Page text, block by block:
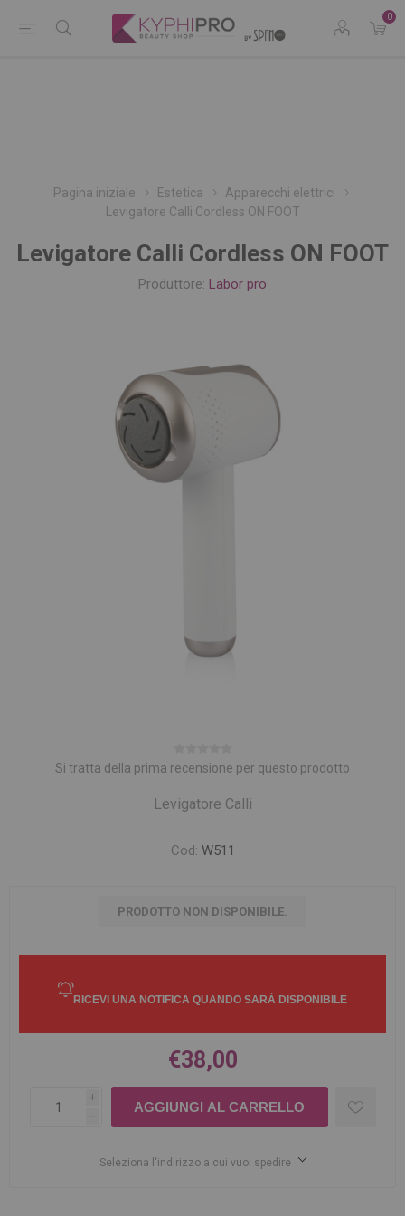
0
Pagina iniziale Estetica
Apparecchi elettrici
Levigatore Calli Cordless ON FOOT
Levigatore Calli Cordless ON FOOT
Produttore: Labor pro
Si tratta della prima recensione per questo prodotto
Levigatore Calli
Cod: W511
PRODOTTO NON DISPONIBILE.
€38,00
i
h
Seleziona l'indirizzo a cui vuoi spedire